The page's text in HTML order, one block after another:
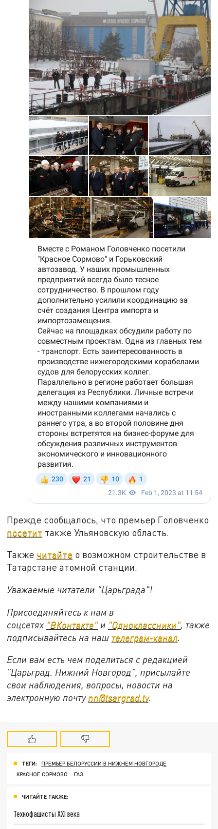
Прежде сообщалось, что премьер Головченко
посетит также Ульяновскую область.
Также читайте о возможном строительстве в
Татарстане атомной станции.
Уважаемые читатели "Царьграда"!
Присоединяйтесь к нам в
соцсетях "ВКонтакте" и "Одноклассники" также
подписывайтесь на наш телеграм-канал
Если вам есть чем поделиться с редакцией
"Царьград. Нижний Новгород", присылайте
свои наблюдения, вопросы, новости на
электронную почту nn@tsargrad.tv.
ТЕГИ:
ПРЕМЬЕР БЕЛОРУССИИ В НИЖНЕМ НОВГОРОДЕ
КРАСНОЕ СОРМОВО
ГАЗ
ЧИТАЙТЕ ТАКЖЕ:
Технофашисты XXI века